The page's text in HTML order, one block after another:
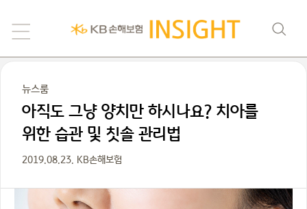
뉴스룸
아직도 그냥 양치만 하시나요? 치아를
위한 습관 및 칫솔 관리법
2019.08.23. KB손해보험